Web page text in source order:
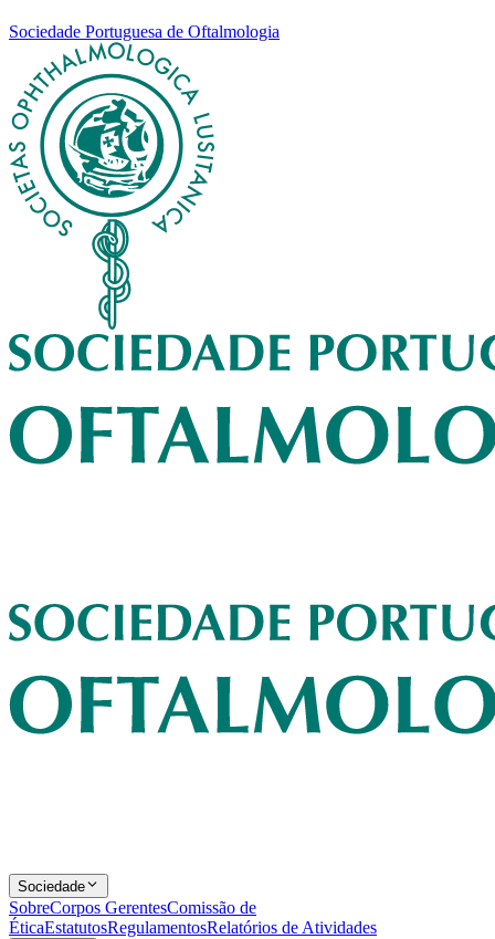
Sociedade Portuguesa de Oftalmologia
Sociedade
SobreCorpos GerentesComissão de
ÉticaEstatutosRegulamentosRelatórios de Atividades